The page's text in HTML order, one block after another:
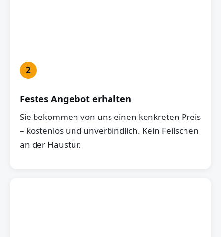
2
Festes Angebot erhalten
Sie bekommen von uns einen konkreten Preis
– kostenlos und unverbindlich. Kein Feilschen
an der Haustür.